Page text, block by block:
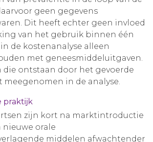
geen gegevens
Dit heeft echter geen invloed
van het gebruik binnen één
in de kostenanalyse alleen
met geneesmiddeluitgaven.
die ontstaan door het gevoerde
meegenomen in de analyse.
praktijk
zijn kort na marktintroductie
nieuwe orale
middelen afwachtender